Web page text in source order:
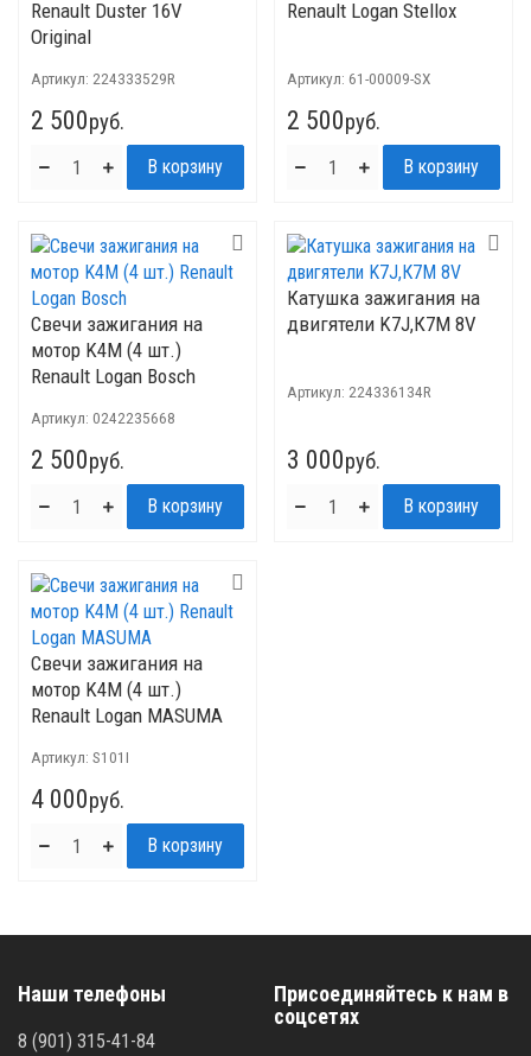
Renault Duster 16V
Original
Артикул: 224333529R
2 500руб.
Renault Logan Stellox
Артикул: 61-00009-SX
2 500руб.
Свечи зажигания на
мотор K4M (4 шт.)
Renault Logan Bosch
Артикул: 0242235668
2 500руб.
Катушка зажигания на
двигятели K7J,К7М 8V
Артикул: 224336134R
3 000руб.
Свечи зажигания на
мотор K4M (4 шт.)
Renault Logan MASUMA
Артикул: S101I
4 000руб.
Наши телефоны
8 (901) 315-41-84
Присоединяйтесь к нам в
соцсетях